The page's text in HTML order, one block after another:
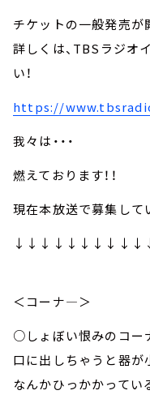
チケットの一般発売が
詳しくは、TBSラジオ
い！
https://
我々は・・・
燃えております！！
現在本放送で募集して
＜コーナ—＞
○しょぼい恨みのコー
口に出しちゃうと器が
なんかひっかかってい